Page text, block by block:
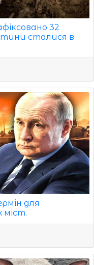
32
сталися в
для
міст.